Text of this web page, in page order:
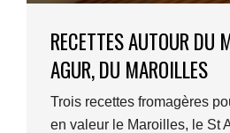
RECETTES AUTOUR DU
AGUR, DU MAROILLES
Trois recettes fromagères
en valeur le Maroilles, le St